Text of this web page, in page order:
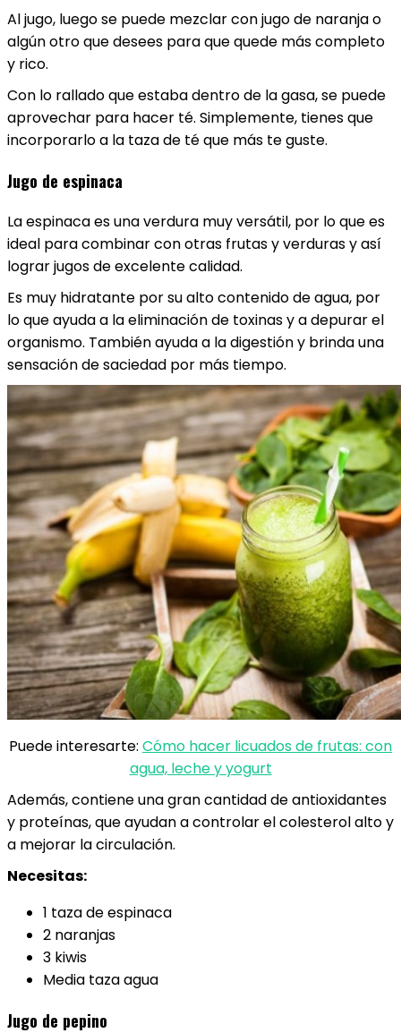
Al jugo, luego se puede mezclar con jugo de naranja o
algún otro que desees para que quede más completo
y rico.
Con lo rallado que estaba dentro de la gasa, se puede
aprovechar para hacer té. Simplemente, tienes que
incorporarlo a la taza de té que más te guste.
Jugo de espinaca
La espinaca es una verdura muy versátil, por lo que es
ideal para combinar con otras frutas y verduras y así
lograr jugos de excelente calidad.
Es muy hidratante por su alto contenido de agua, por
lo que ayuda a la eliminación de toxinas y a depurar el
organismo. También ayuda a la digestión y brinda una
sensación de saciedad por más tiempo.
Puede interesarte: Cómo hacer licuados de frutas: con
agua, leche y yogurt
Además, contiene una gran cantidad de antioxidantes
y proteínas, que ayudan a controlar el colesterol alto y
a mejorar la circulación.
Necesitas:
1 taza de espinaca
2 naranjas
3 kiwis
Media taza agua
Jugo de pepino